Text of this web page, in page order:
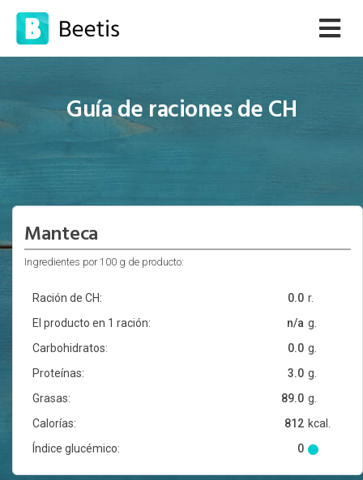
Guía de raciones de CH
Manteca
Ingredientes por 100 g de producto:
Ración de CH: r.
0.0
El producto en 1 ración:
g.
n/a
Carbohidratos:
g.
0.0
Proteínas:
g.
3.0
Grasas:
g.
89.0
Calorías:
kcal.
812
Índice glucémico:
0